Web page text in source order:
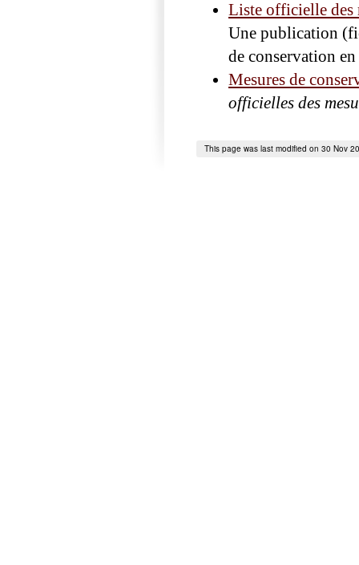
Liste officielle des
Une publication
de conservation
Mesures de
officielles des
This page was last modified on 30 Nov